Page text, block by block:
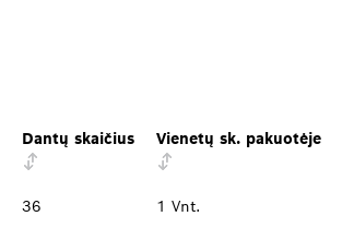
Dantų skaičius Vienetų sk. pakuotėje
36 1 Vnt.